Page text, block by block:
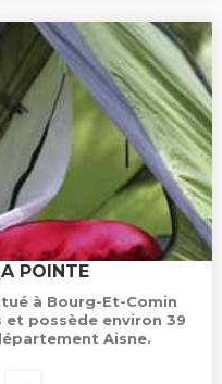
POINTE
à Bourg-Et-Comin
possède environ 39
Aisne.